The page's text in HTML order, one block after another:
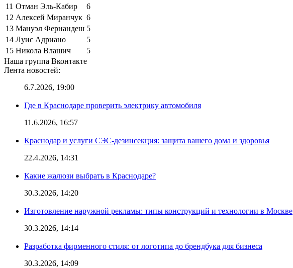
11 Отман Эль-Кабир
6
12 Алексей Миранчук 6
13 Мануэл Фернандеш 5
14 Луис Адриано
5
15 Никола Влашич
5
Наша группа Вконтакте
Лента новостей:
6.7.2026, 19:00
Где в Краснодаре проверить электрику автомобиля
11.6.2026, 16:57
Краснодар и услуги СЭС-дезинсекция: защита вашего дома и здоровья
22.4.2026, 14:31
Какие жалюзи выбрать в Краснодаре?
30.3.2026, 14:20
Изготовление наружной рекламы: типы конструкций и технологии в Москве
30.3.2026, 14:14
Разработка фирменного стиля: от логотипа до брендбука для бизнеса
30.3.2026, 14:09